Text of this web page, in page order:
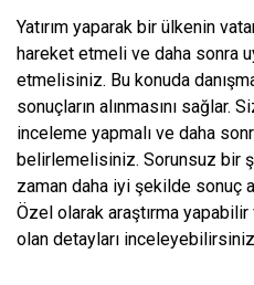
Yatırım yaparak bir ülkenin
hareket etmeli ve daha sonra
etmelisiniz. Bu konuda
sonuçların alınmasını sağlar.
inceleme yapmalı ve daha
belirlemelisiniz. Sorunsuz bir
zaman daha iyi şekilde sonuç
Özel olarak araştırma
olan detayları